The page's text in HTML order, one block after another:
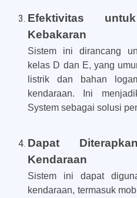
Efektivitas
Kebakaran
Sistem ini dirancang
kelas D dan E, yang
listrik dan bahan
kendaraan. Ini
System sebagai solusi
Dapat
Kendaraan
Sistem ini dapat
kendaraan, termasuk